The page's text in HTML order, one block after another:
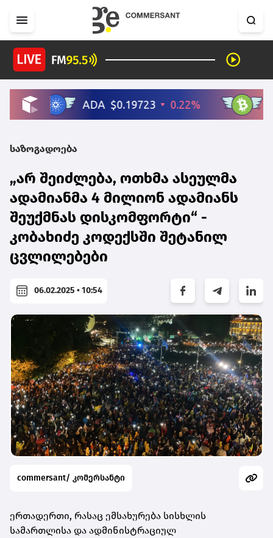
საზოგადოება
„არ შეიძლება, ოთხმა ასეულმა
ადამიანმა 4 მილიონ ადამიანს
შეუქმნას დისკომფორტი“ -
კობახიძე კოდექსში შეტანილ
ცვლილებები
06.02.2025 • 10:54
commersant/ კომერსანტი
ერთადერთი, რასაც ემსახურება სისხლის
სამართლისა და ადმინისტრაციულ